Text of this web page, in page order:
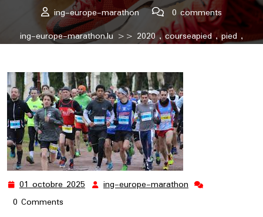
ing-europe-marathon
0 comments
ing-europe-marathon.lu>> 2020,courseapied,pied ,
01 octobre 2025 01 ing-europe-marathon ing-
0 Comments